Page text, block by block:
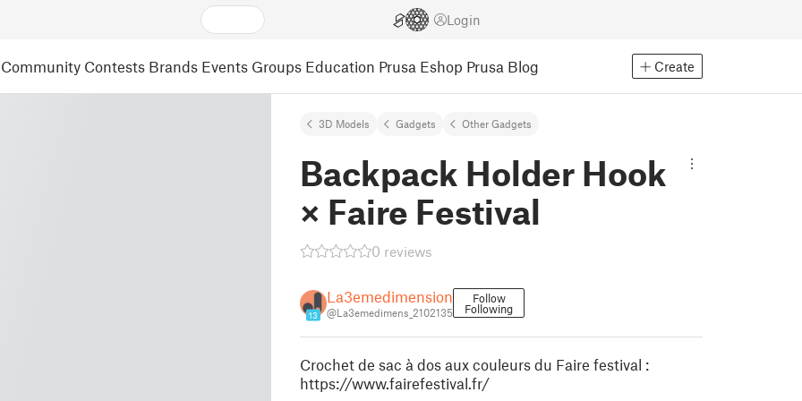
Login
Community Contests Brands Events Groups Education Prusa Eshop Prusa Blog Create
3D Models Gadgets Other Gadgets
Backpack Holder Hook
× Faire Festival
0 reviews
13
La3emedimension
@La3emedimens_2102135
Follow
Following
Crochet de sac à dos aux couleurs du Faire festival :
https://www.fairefestival.fr/